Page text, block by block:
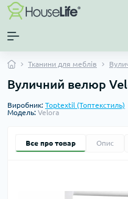
Тканини для меблів
Вуличний велюр
Виробник: Toptextil (Топтекстиль)
Модель: Velora
Все про товар Опис